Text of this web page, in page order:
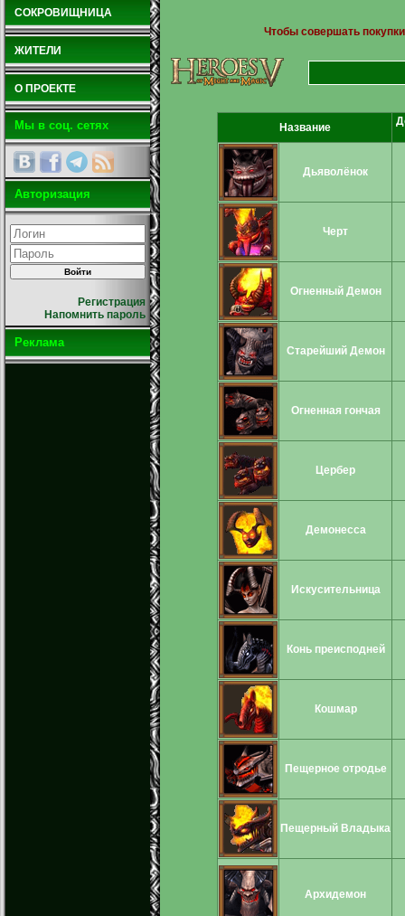
СОКРОВИЩНИЦА
ЖИТЕЛИ
О ПРОЕКТЕ
Мы в соц. сетях
Авторизация
Регистрация
Напомнить пароль
Реклама
Чтобы совершать
Название
Дьяволёнок
Черт
Огненный Демон
Старейший Демон
Огненная гончая
Цербер
Демонесса
Искусительница
Конь преисподней
Кошмар
Пещерное отродье
Пещерный Владыка
Архидемон